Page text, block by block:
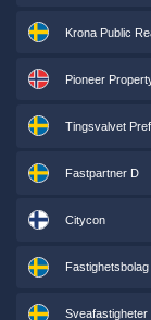
Krona Public
Pioneer
Tingsvalvet Pref
Fastpartner D
Citycon
Sveafastigheter